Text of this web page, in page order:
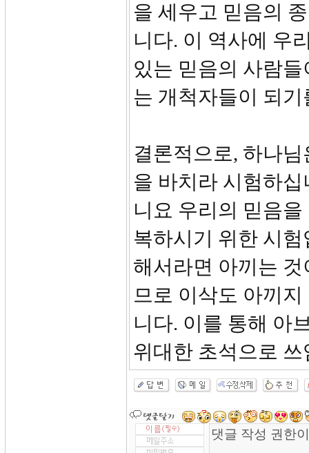
을 세우고 믿음의
니다. 이 역사에 우
있는 믿음의 사람
는 개척자들이 되
결론적으로, 하나
을 바치라 시험하
니요 우리의 믿음
복하시기 위한 시
해서라면 아끼는
므로 이삭도 아끼
니다. 이를 통해 아
위대한 초석으로